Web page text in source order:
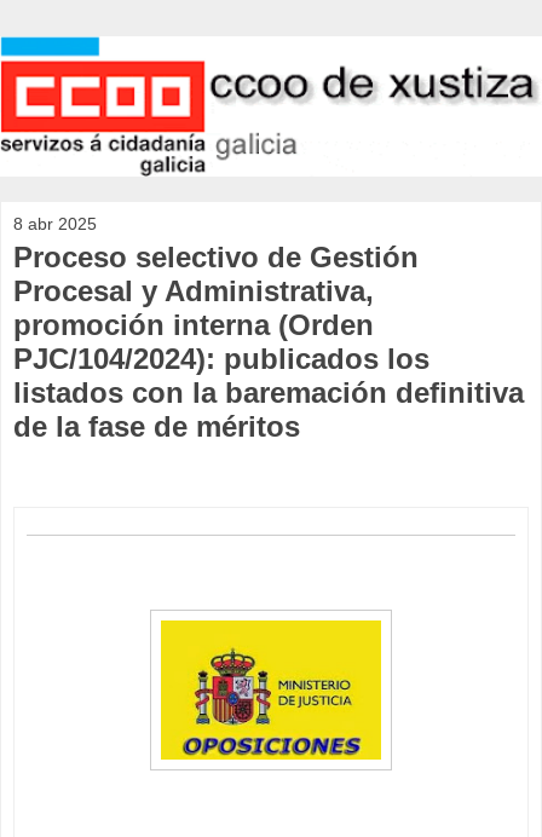
8 abr 2025
Proceso selectivo de Gestión
Procesal y Administrativa,
promoción interna (Orden
PJC/104/2024): publicados los
listados con la baremación definitiva
de la fase de méritos